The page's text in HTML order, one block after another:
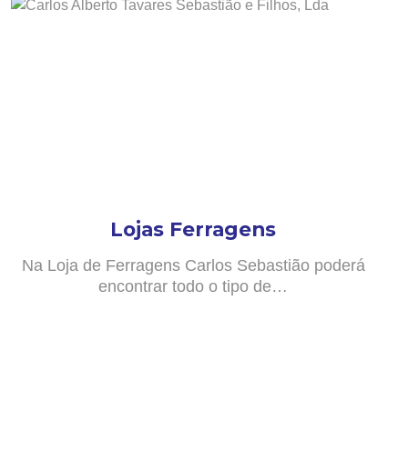
Lojas Ferragens
Na Loja de Ferragens Carlos Sebastião poderá
encontrar todo o tipo de…